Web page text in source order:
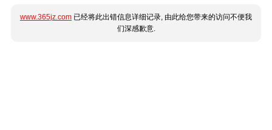
www.365jz.com 已经将此出错信息详细记录, 由此给您带来的访问不便我
们深感歉意.